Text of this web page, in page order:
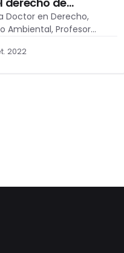
y del
Doctor en Derecho,
Ambiental, Profesor…
2022